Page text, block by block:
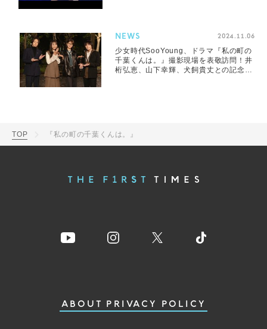
NEWS 2024.11.06
少女時代SooYoung、ドラマ『私の町の
千葉くんは。』撮影現場を表敬訪問！井
桁弘恵、山下幸輝、犬飼貴丈との記念シ
TOP 『私の町の千葉くんは。』
ABOUT PRIVACY POLICY